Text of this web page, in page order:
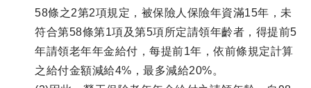
58條之2第2項規定，被保險人保險年資滿15年，未
符合第58條第1項及第5項所定請領年齡者，得提前5
年請領老年年金給付，每提前1年，依前條規定計算
之給付金額減給4%，最多減給20%。